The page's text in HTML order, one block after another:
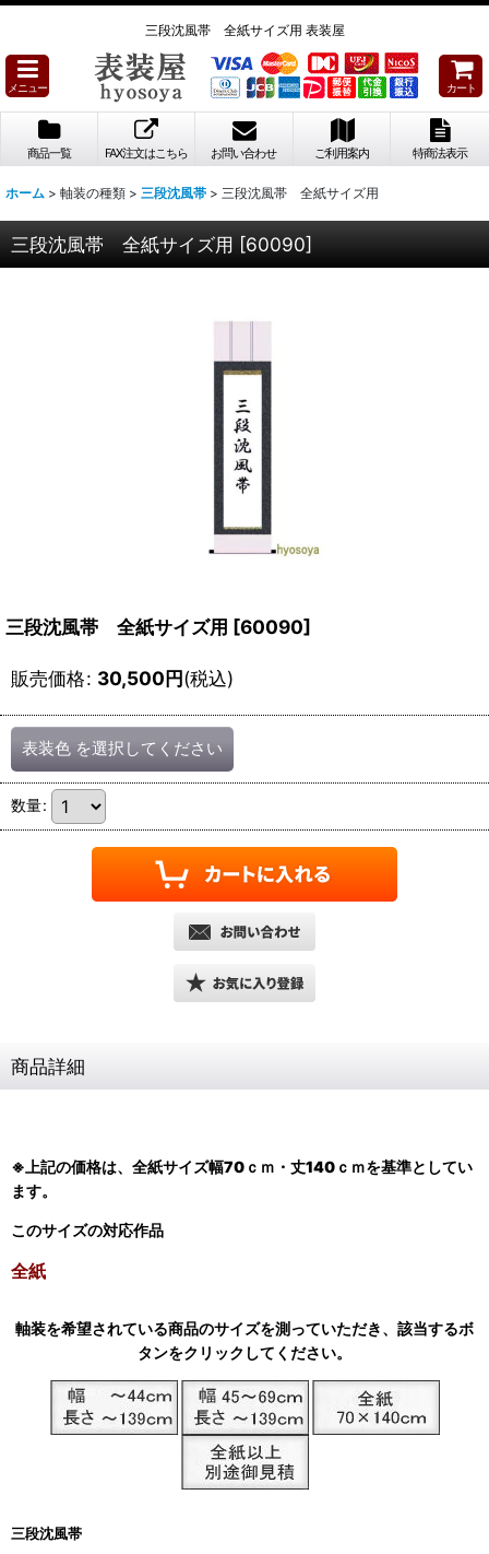
三段沈風帯 全紙サイズ用 表装屋
メニュー カート
商品一覧 FAX注文はこちら お問い合わせ ご利用案内 特商法表示
ホーム > 軸装の種類 > 三段沈風帯 > 三段沈風帯 全紙サイズ用
三段沈風帯 全紙サイズ用 [60090]
三段沈風帯 全紙サイズ用 [60090]
販売価格: 30,500円(税込)
表装色 を選択してください
数量:
商品詳細
※上記の価格は、全紙サイズ幅70ｃｍ・丈140ｃｍを基準としてい
ます。
このサイズの対応作品
全紙
軸装を希望されている商品のサイズを測っていただき、該当するボ
タンをクリックしてください。
三段沈風帯